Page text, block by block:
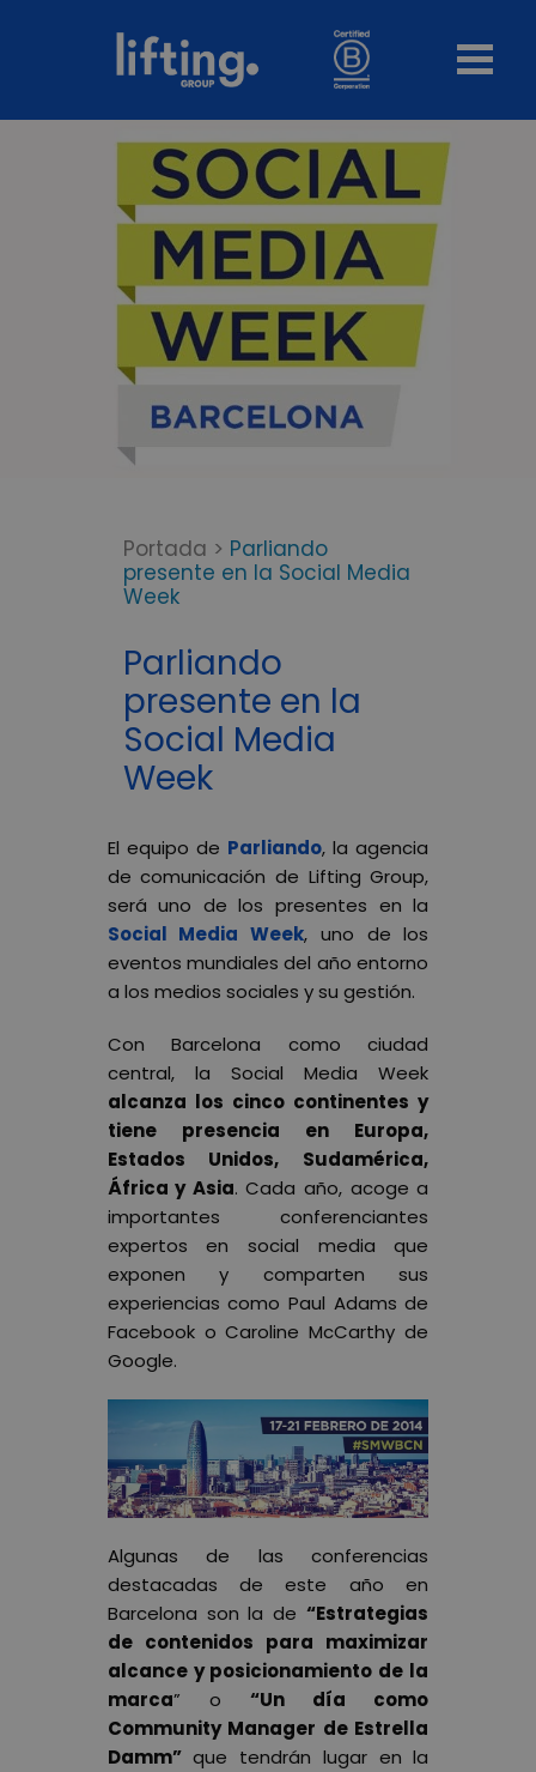
Portada > Parliando
presente en la Social Media
Week
Parliando
presente en la
Social Media
Week
El equipo de Parliando, la agencia
de comunicación de Lifting Group,
será uno de los presentes en la
Social Media Week, uno de los
eventos mundiales del año entorno
a los medios sociales y su gestión.
Con Barcelona como ciudad
central, la Social Media Week
alcanza los cinco continentes y
tiene presencia en Europa,
Estados Unidos, Sudamérica,
África y Asia. Cada año, acoge a
importantes conferenciantes
expertos en social media que
exponen y comparten sus
experiencias como Paul Adams de
Facebook o Caroline McCarthy de
Google.
Algunas de las conferencias
destacadas de este año en
Barcelona son la de“Estrategias
de contenidos para maximizar
alcance y posicionamiento de la
marca” o “Un día como
Community Manager de Estrella
Damm”que tendrán lugar en la